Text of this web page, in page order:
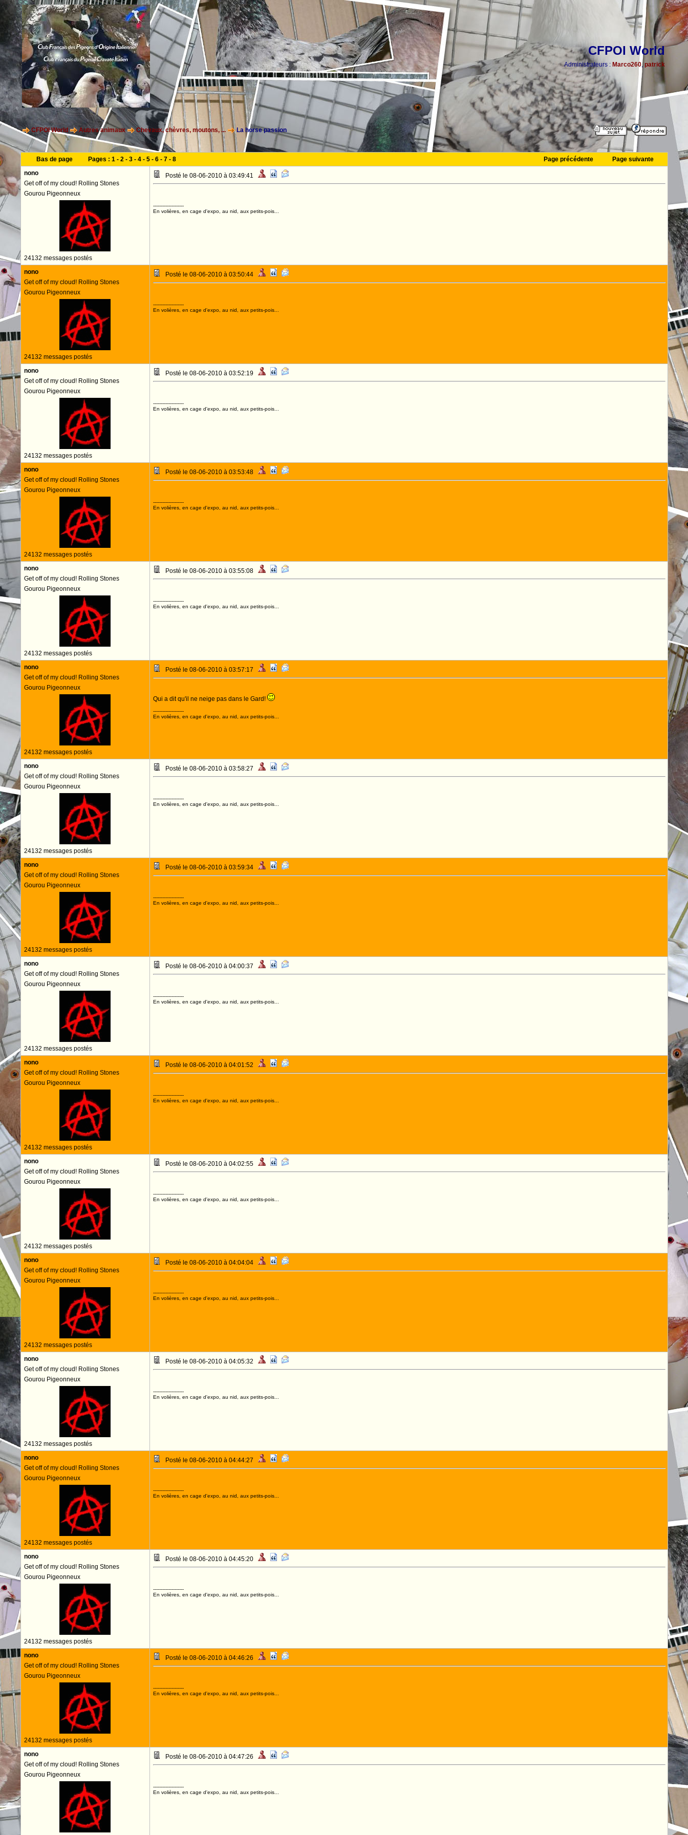
CFPOI World
Administrateurs : Marco260, patrick
CFPOI World Autres animaux Chevaux, chèvres, moutons, ... La horse passion
Bas de page Pages : 1- 2- 3- 4- 5- 6- 7- 8 Page précédente
Page suivante
nono
Get off of my cloud! Rolling Stones
Gourou Pigeonneux
24132 messages postés
Posté le 08-06-2010 à 03:49:41
--------------------
En volières, en cage d'expo, au nid, aux petits-pois...
nono
Get off of my cloud! Rolling Stones
Gourou Pigeonneux
24132 messages postés
Posté le 08-06-2010 à 03:50:44
--------------------
En volières, en cage d'expo, au nid, aux petits-pois...
nono
Get off of my cloud! Rolling Stones
Gourou Pigeonneux
24132 messages postés
Posté le 08-06-2010 à 03:52:19
--------------------
En volières, en cage d'expo, au nid, aux petits-pois...
nono
Get off of my cloud! Rolling Stones
Gourou Pigeonneux
24132 messages postés
Posté le 08-06-2010 à 03:53:48
--------------------
En volières, en cage d'expo, au nid, aux petits-pois...
nono
Get off of my cloud! Rolling Stones
Gourou Pigeonneux
24132 messages postés
Posté le 08-06-2010 à 03:55:08
--------------------
En volières, en cage d'expo, au nid, aux petits-pois...
nono
Get off of my cloud! Rolling Stones
Gourou Pigeonneux
24132 messages postés
Posté le 08-06-2010 à 03:57:17
Qui a dit qu'il ne neige pas dans le Gard!
--------------------
En volières, en cage d'expo, au nid, aux petits-pois...
nono
Get off of my cloud! Rolling Stones
Gourou Pigeonneux
24132 messages postés
Posté le 08-06-2010 à 03:58:27
--------------------
En volières, en cage d'expo, au nid, aux petits-pois...
nono
Get off of my cloud! Rolling Stones
Gourou Pigeonneux
24132 messages postés
Posté le 08-06-2010 à 03:59:34
--------------------
En volières, en cage d'expo, au nid, aux petits-pois...
nono
Get off of my cloud! Rolling Stones
Gourou Pigeonneux
24132 messages postés
Posté le 08-06-2010 à 04:00:37
--------------------
En volières, en cage d'expo, au nid, aux petits-pois...
nono
Get off of my cloud! Rolling Stones
Gourou Pigeonneux
24132 messages postés
Posté le 08-06-2010 à 04:01:52
--------------------
En volières, en cage d'expo, au nid, aux petits-pois...
nono
Get off of my cloud! Rolling Stones
Gourou Pigeonneux
24132 messages postés
Posté le 08-06-2010 à 04:02:55
--------------------
En volières, en cage d'expo, au nid, aux petits-pois...
nono
Get off of my cloud! Rolling Stones
Gourou Pigeonneux
24132 messages postés
Posté le 08-06-2010 à 04:04:04
--------------------
En volières, en cage d'expo, au nid, aux petits-pois...
nono
Get off of my cloud! Rolling Stones
Gourou Pigeonneux
24132 messages postés
Posté le 08-06-2010 à 04:05:32
--------------------
En volières, en cage d'expo, au nid, aux petits-pois...
nono
Get off of my cloud! Rolling Stones
Gourou Pigeonneux
24132 messages postés
Posté le 08-06-2010 à 04:44:27
--------------------
En volières, en cage d'expo, au nid, aux petits-pois...
nono
Get off of my cloud! Rolling Stones
Gourou Pigeonneux
24132 messages postés
Posté le 08-06-2010 à 04:45:20
--------------------
En volières, en cage d'expo, au nid, aux petits-pois...
nono
Get off of my cloud! Rolling Stones
Gourou Pigeonneux
24132 messages postés
Posté le 08-06-2010 à 04:46:26
--------------------
En volières, en cage d'expo, au nid, aux petits-pois...
nono
Get off of my cloud! Rolling Stones
Gourou Pigeonneux
Posté le 08-06-2010 à 04:47:26
--------------------
En volières, en cage d'expo, au nid, aux petits-pois...